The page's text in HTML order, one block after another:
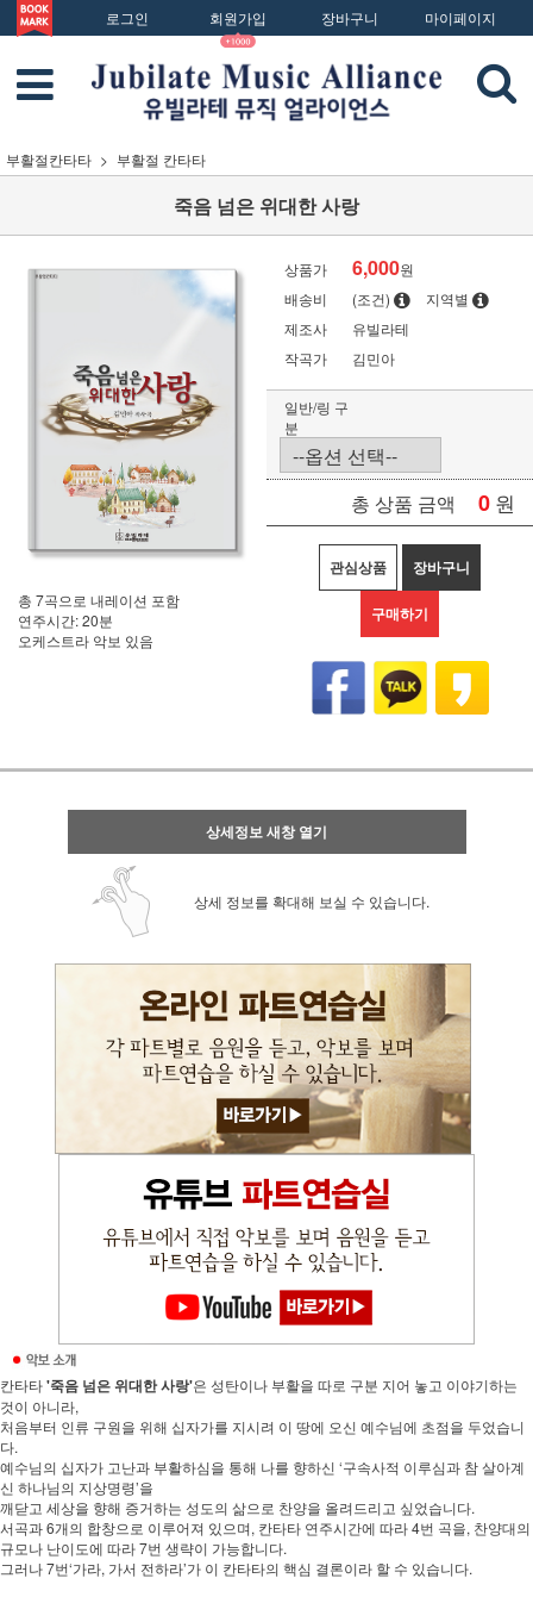
로그인 회원가입 장바구니 마이페이지
부활절칸타타 부활절 칸타타
죽음 넘은 위대한 사랑
총 7곡으로 내레이션 포함
연주시간: 20분
오케스트라 악보 있음
상품가 6,000원
배송비
(조건)
지역별
제조사
유빌라테
작곡가
김민아
일반/링 구
분
총 상품 금액 0 원
관심상품 장바구니
구매하기
상세정보 새창 열기
상세 정보를 확대해 보실 수 있습니다.
칸타타'죽음 넘은 위대한 사랑'은 성탄이나 부활을 따로 구분 지어 놓고 이야기하는
것이 아니라,
처음부터 인류 구원을 위해 십자가를 지시려 이 땅에 오신 예수님에 초점을 두었습니
다.
예수님의 십자가 고난과 부활하심을 통해 나를 향하신 ‘구속사적 이루심과 참 살아계
신 하나님의 지상명령’을
깨닫고 세상을 향해 증거하는 성도의 삶으로 찬양을 올려드리고 싶었습니다.
서곡과 6개의 합창으로 이루어져 있으며, 칸타타 연주시간에 따라 4번 곡을, 찬양대의
규모나 난이도에 따라 7번 생략이 가능합니다.
그러나 7번‘가라, 가서 전하라’가 이 칸타타의 핵심 결론이라 할 수 있습니다.